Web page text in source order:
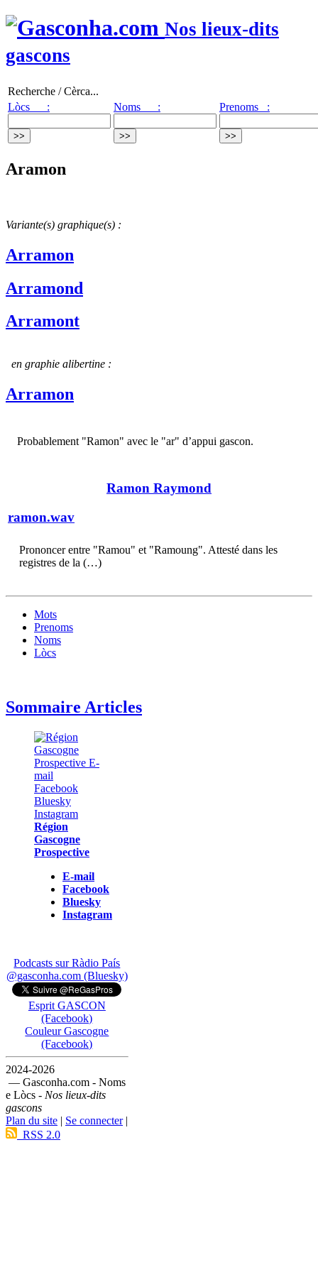
Nos lieux-dits
gascons
Recherche / Cèrca...
Lòcs :
Noms : Prenoms :
Aramon
Variante(s) graphique(s) :
Arramon
Arramond
Arramont
en graphie alibertine :
Arramon
Probablement "Ramon" avec le "ar" d’appui gascon.
Ramon Raymond
ramon.wav
Prononcer entre "Ramou" et "Ramoung". Attesté dans les
registres de la (…)
Mots
Prenoms
Noms
Lòcs
Sommaire Articles
Région
Gascogne
Prospective
E-mail
Facebook
Bluesky
Instagram
Podcasts sur Ràdio País
@gasconha.com (Bluesky)
Esprit GASCON
(Facebook)
Couleur Gascogne
(Facebook)
2024-2026
— Gasconha.com - Noms
e Lòcs - Nos lieux-dits
gascons
Plan du site | Se connecter|
RSS 2.0